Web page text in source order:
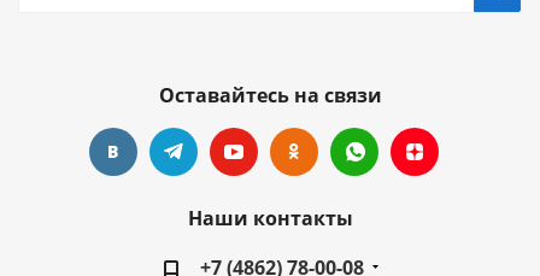
Оставайтесь на связи
Наши контакты
+7 (4862) 78-00-08